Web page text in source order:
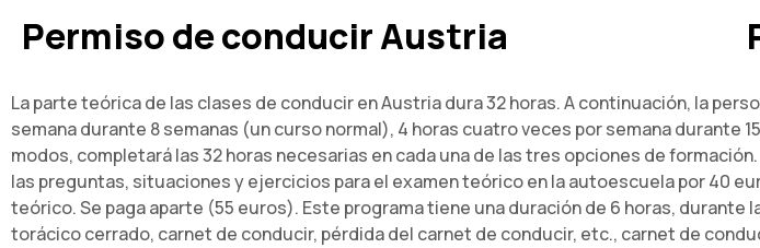
Permiso de conducir Austria
La parte teórica de las clases de conducir en Austria dura 32 horas. A continuación, la
semana durante 8 semanas (un curso normal), 4 horas cuatro veces por semana durante
modos, completará las 32 horas necesarias en cada una de las tres opciones de
las preguntas, situaciones y ejercicios para el examen teórico en la autoescuela por 40
teórico. Se paga aparte (55 euros). Este programa tiene una duración de 6 horas,
torácico cerrado, carnet de conducir, pérdida del carnet de conducir, etc., carnet de